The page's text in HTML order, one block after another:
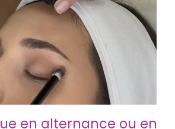
en alternance ou en